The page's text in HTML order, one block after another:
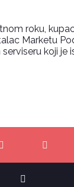
roku,
Marketu
koji je